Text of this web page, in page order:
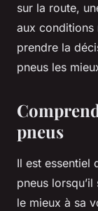
sur la route,
aux conditions
prendre la
pneus les
pneus
Il est essentiel
pneus
le mieux à sa